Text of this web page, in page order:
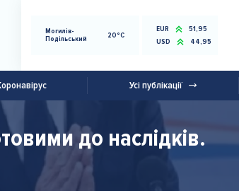
Могилів-
Подільський
20°C
EUR
51,95
USD
44,95
Усі публікації
до наслідків.